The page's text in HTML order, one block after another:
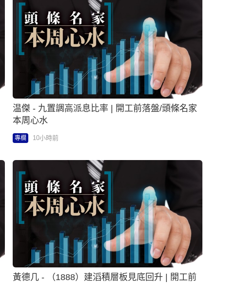
温傑 - 九置調高派息比率 | 開工前落盤/頭條名家
本周心水
專欄 10小時前
黃德几 - （1888）建滔積層板見底回升 | 開工前